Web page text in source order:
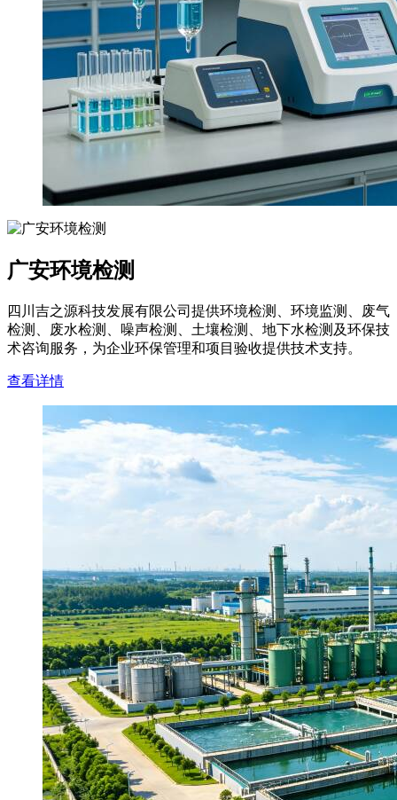
广安环境检测
四川吉之源科技发展有限公司提供环境检测、环境监测、废气
检测、废水检测、噪声检测、土壤检测、地下水检测及环保技
术咨询服务，为企业环保管理和项目验收提供技术支持。
查看详情